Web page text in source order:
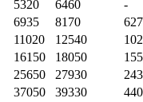
5320 6460
-
6935 8170
11020 12540
16150 18050
25650 27930
37050 39330